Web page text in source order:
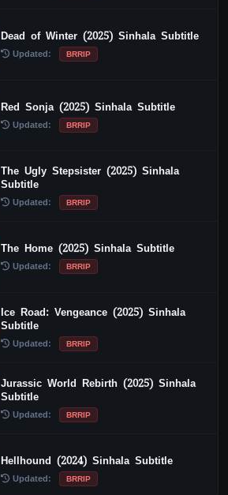
Dead of Winter (2025) Sinhala Subtitle
Updated: BRRIP
Red Sonja (2025) Sinhala Subtitle
Updated: BRRIP
The Ugly Stepsister (2025) Sinhala
Subtitle
Updated: BRRIP
The Home (2025) Sinhala Subtitle
Updated: BRRIP
Ice Road: Vengeance (2025) Sinhala
Subtitle
Updated: BRRIP
Jurassic World Rebirth (2025) Sinhala
Subtitle
Updated: BRRIP
Hellhound (2024) Sinhala Subtitle
Updated: BRRIP